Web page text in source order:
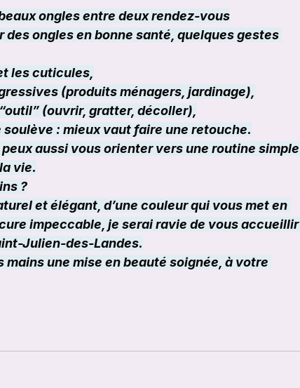
ongles entre deux rendez-vous
ongles en bonne santé, quelques gestes
les cuticules,
(produits ménagers, jardinage),
(ouvrir, gratter, décoller),
: mieux vaut faire une retouche.
aussi vous orienter vers une routine simple
vie.
?
et élégant, d’une couleur qui vous met en
impeccable, je serai ravie de vous accueillir
Julien-des-Landes.
une mise en beauté soignée, à votre